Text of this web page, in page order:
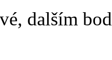
dalším